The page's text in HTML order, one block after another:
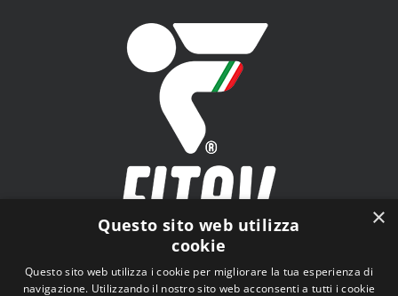
FITAV - Federazione Italiana Tiro a Volo - Viale Tiziano
n.74, 00196 Roma (RM)
×
Questo sito web utilizza
cookie
Questo sito web utilizza i cookie per migliorare la tua esperienza di
navigazione. Utilizzando il nostro sito web acconsenti a tutti i cookie